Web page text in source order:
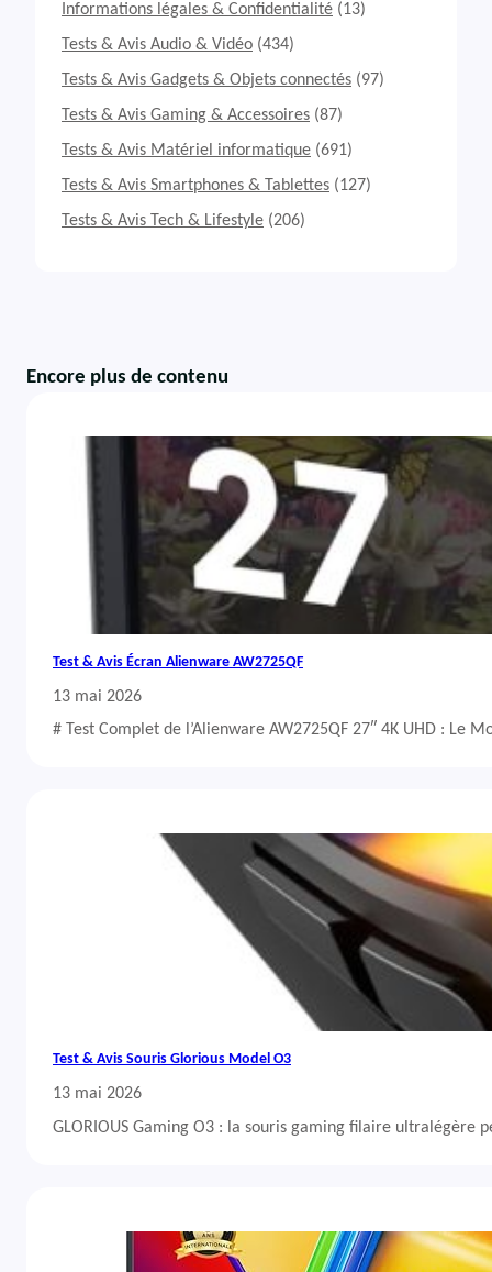
Informations légales & Confidentialité (13)
Tests & Avis Audio & Vidéo (434)
Tests & Avis Gadgets & Objets connectés (97)
Tests & Avis Gaming & Accessoires (87)
Tests & Avis Matériel informatique (691)
Tests & Avis Smartphones & Tablettes (127)
Tests & Avis Tech & Lifestyle (206)
Encore plus de contenu
Test & Avis Écran Alienware AW2725QF
13 mai 2026
# Test Complet de l’Alienware AW2725QF 27″ 4K UHD : Le
Test & Avis Souris Glorious Model O3
13 mai 2026
GLORIOUS Gaming O3 : la souris gaming filaire ultralégère